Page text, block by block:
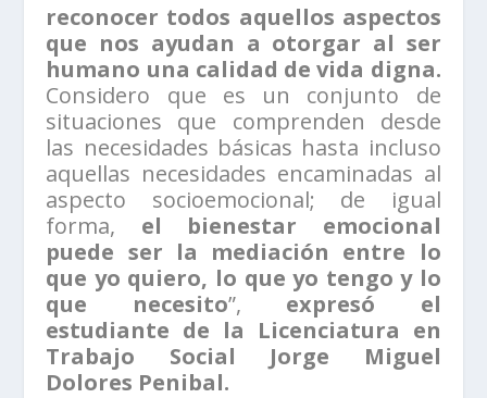
reconocer todos aquellos aspectos
que nos ayudan a otorgar al ser
humano una calidad de vida digna.
Considero que es un conjunto de
situaciones que comprenden desde
las necesidades básicas hasta incluso
aquellas necesidades encaminadas al
aspecto socioemocional; de igual
forma, el bienestar emocional
puede ser la mediación entre lo
que yo quiero, lo que yo tengo y lo
que necesito”, expresó el
estudiante de la Licenciatura en
Trabajo Social Jorge Miguel
Dolores Penibal.